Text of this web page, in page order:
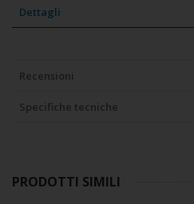
Dettagli
Recensioni
Specifiche tecniche
PRODOTTI SIMILI